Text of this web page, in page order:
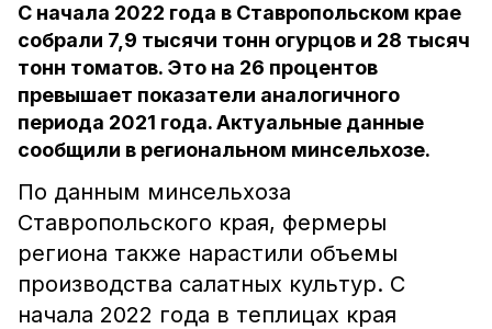
С начала 2022 года в Ставропольском крае
собрали 7,9 тысячи тонн огурцов и 28 тысяч
тонн томатов. Это на 26 процентов
превышает показатели аналогичного
периода 2021 года. Актуальные данные
сообщили в региональном минсельхозе.
По данным минсельхоза
Ставропольского края, фермеры
региона также нарастили объемы
производства салатных культур. С
начала 2022 года в теплицах края